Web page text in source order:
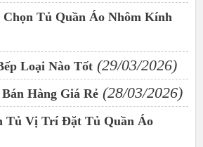
Chọn Tủ Quần Áo Nhôm Kính
Loại Nào Tốt (29/03/2026)
Hàng Giá Rẻ (28/03/2026)
Tủ Vị Trí Đặt Tủ Quần Áo